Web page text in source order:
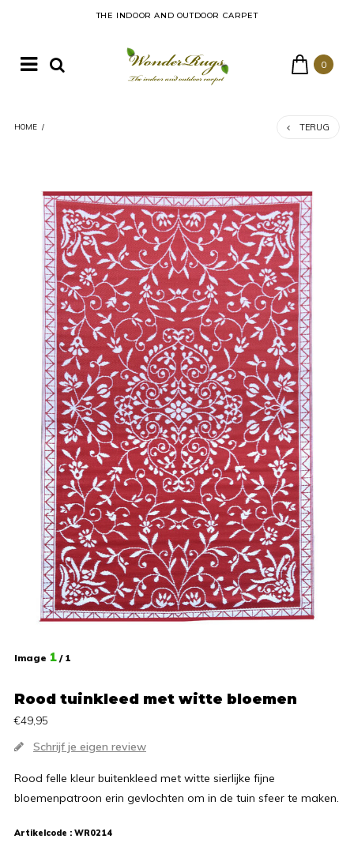
THE INDOOR AND OUTDOOR CARPET
0
HOME / TERUG
Image 1 / 1
Rood tuinkleed met witte bloemen
€49,95
Schrijf je eigen review
Rood felle kleur buitenkleed met witte sierlijke fijne
bloemenpatroon erin gevlochten om in de tuin sfeer te maken.
Artikelcode : WR0214